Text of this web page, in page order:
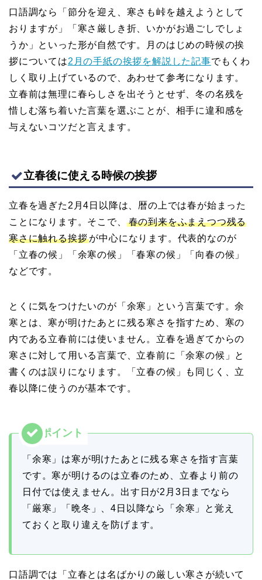
口語調なら「節分を迎え、寒さも峠を越えようとして
おりますが」「寒さ厳しき折、いかがお過ごしでしょ
うか」といった形が自然です。月のはじめの時候の挨
拶については2月の手紙の挨拶を解説した記事でもくわ
しく取り上げているので、あわせて参考になります。
立春前は無理に春らしさを出そうとせず、冬の名残を
惜しむ落ち着いた言葉を選ぶことが、相手に違和感を
与えないコツだと言えます。
立春後に使える時候の挨拶
立春を過ぎた2月4日以降は、暦の上では春が始まった
ことになります。そこで、
春の到来をふまえつつ残る
寒さに触れる挨拶 が中心になります。代表的なのが
「立春の候」「余寒の候」「春寒の候」「向春の候」
などです。
とくに気をつけたいのが「余寒」という言葉です。余
寒とは、寒が明けたあとに残る寒さを指すため、寒の
内である立春前には使いません。立春を過ぎてからの
寒さに対して用いる言葉で、立春前に「余寒の候」と
書くのは誤りになります。「立春の候」も同じく、立
春以降に使うのが基本です。
「余寒」は寒が明けたあとに残る寒さを指す言葉
です。寒が明けるのは立春のため、立春より前の
日付では使えません。出す日が2月3日までなら
「厳寒」「晩冬」、4日以降なら「余寒」と覚え
ておくと取り違えを防げます。
口語調では「立春とは名ばかりの厳しい寒さが続いて